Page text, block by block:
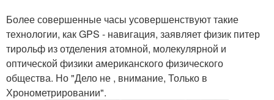
Более совершенные часы усовершенствуют такие
технологии, как GPS - навигация, заявляет физик питер
тирольф из отделения атомной, молекулярной и
оптической физики американского физического
общества. Но "Дело не , внимание, Только в
Хронометрировании".